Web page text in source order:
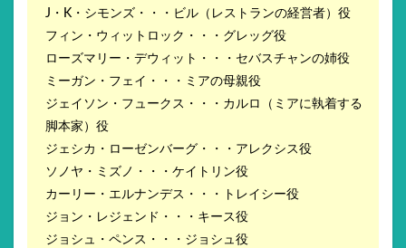
J・K・シモンズ・・・ビル（レストランの経営者）役
フィン・ウィットロック・・・グレッグ役
ローズマリー・デウィット・・・セバスチャンの姉役
ミーガン・フェイ・・・ミアの母親役
ジェイソン・フュークス・・・カルロ（ミアに執着する
脚本家）役
ジェシカ・ローゼンバーグ・・・アレクシス役
ソノヤ・ミズノ・・・ケイトリン役
カーリー・エルナンデス・・・トレイシー役
ジョン・レジェンド・・・キース役
ジョシュ・ペンス・・・ジョシュ役